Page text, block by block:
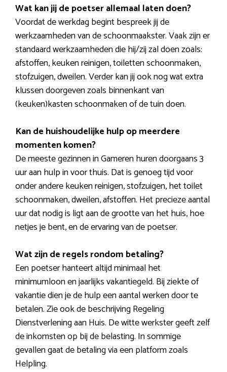
Wat kan jij de poetser allemaal laten doen?
Voordat de werkdag begint bespreek jij de
werkzaamheden van de schoonmaakster. Vaak zijn er
standaard werkzaamheden die hij/zij zal doen zoals:
afstoffen, keuken reinigen, toiletten schoonmaken,
stofzuigen, dweilen. Verder kan jij ook nog wat extra
klussen doorgeven zoals binnenkant van
(keuken)kasten schoonmaken of de tuin doen.
Kan de huishoudelijke hulp op meerdere
momenten komen?
De meeste gezinnen in Gameren huren doorgaans 3
uur aan hulp in voor thuis. Dat is genoeg tijd voor
onder andere keuken reinigen, stofzuigen, het toilet
schoonmaken, dweilen, afstoffen. Het precieze aantal
uur dat nodig is ligt aan de grootte van het huis, hoe
netjes je bent, en de ervaring van de poetser.
Wat zijn de regels rondom betaling?
Een poetser hanteert altijd minimaal het
minimumloon en jaarlijks vakantiegeld. Bij ziekte of
vakantie dien je de hulp een aantal werken door te
betalen. Zie ook de beschrijving Regeling
Dienstverlening aan Huis. De witte werkster geeft zelf
de inkomsten op bij de belasting. In sommige
gevallen gaat de betaling via een platform zoals
Helpling.